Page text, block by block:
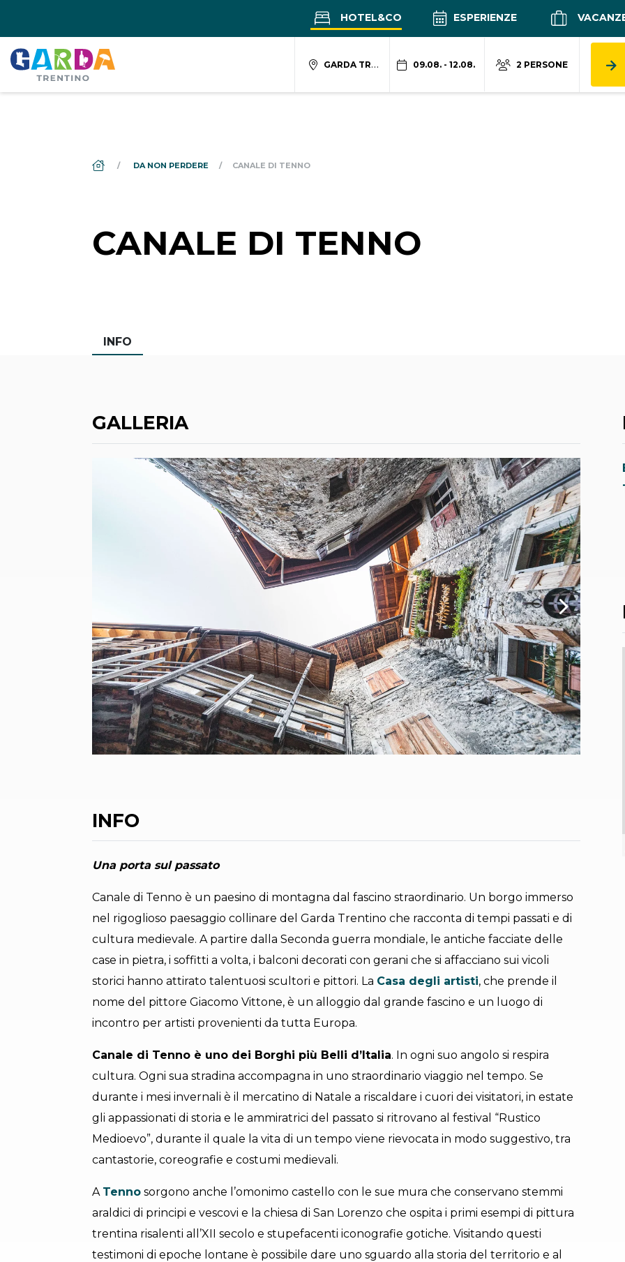
HOTEL&CO ESPERIENZE
GARDA TRENTINO 09.08. - 12.08. 2 PERSONE
DS_BREADCRUMB.HOME
DA NON PERDERE CANALE DI TENNO
CANALE DI TENNO
INFO
GALLERIA
INFO
Una porta sul passato
Canale di Tenno è un paesino di montagna dal fascino straordinario. Un borgo immerso
nel rigoglioso paesaggio collinare del Garda Trentino che racconta di tempi passati e di
cultura medievale. A partire dalla Seconda guerra mondiale, le antiche facciate delle
case in pietra, i soffitti a volta, i balconi decorati con gerani che si affacciano sui vicoli
storici hanno attirato talentuosi scultori e pittori. La Casa degli artisti, che prende il
nome del pittore Giacomo Vittone, è un alloggio dal grande fascino e un luogo di
incontro per artisti provenienti da tutta Europa.
Canale di Tenno è uno dei Borghi più Belli d’Italia. In ogni suo angolo si respira
cultura. Ogni sua stradina accompagna in uno straordinario viaggio nel tempo. Se
durante i mesi invernali è il mercatino di Natale a riscaldare i cuori dei visitatori, in estate
gli appassionati di storia e le ammiratrici del passato si ritrovano al festival “Rustico
Medioevo”, durante il quale la vita di un tempo viene rievocata in modo suggestivo, tra
cantastorie, coreografie e costumi medievali.
A Tenno sorgono anche l’omonimo castello con le sue mura che conservano stemmi
araldici di principi e vescovi e la chiesa di San Lorenzo che ospita i primi esempi di pittura
trentina risalenti all’XII secolo e stupefacenti iconografie gotiche. Visitando questi
testimoni di epoche lontane è possibile dare uno sguardo alla storia del territorio e al